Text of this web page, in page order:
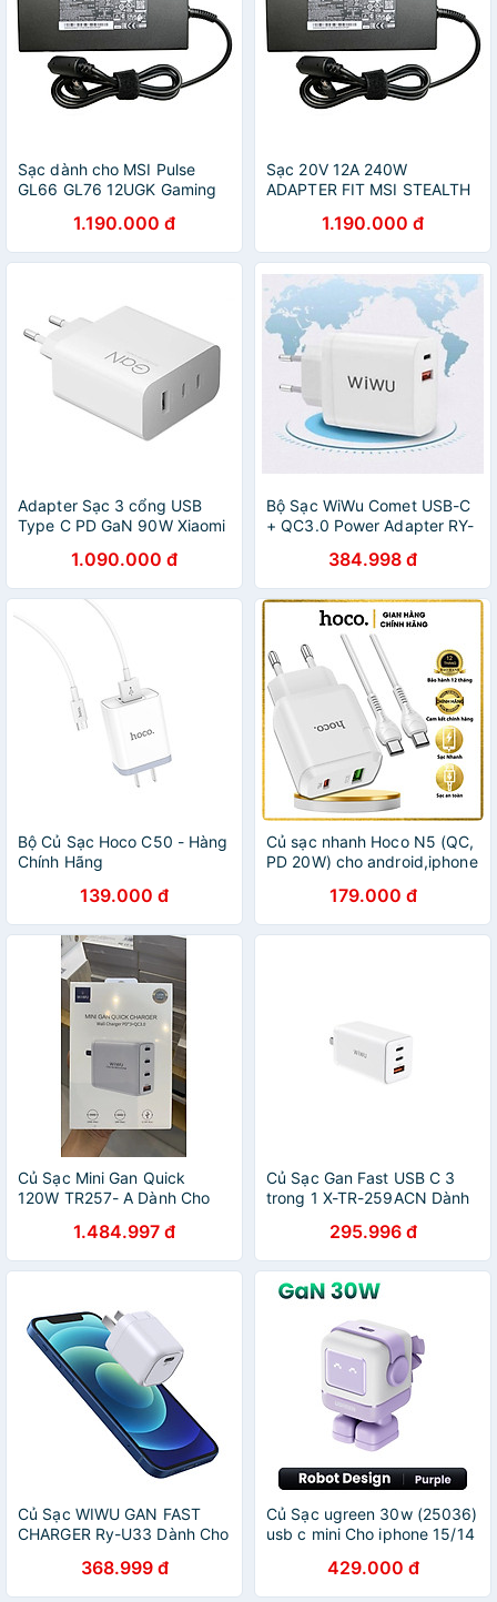
Sạc dành cho MSI Pulse
GL66 GL76 12UGK Gaming
4.5mm TIP hàng nhập khẩu
1.190.000 đ
Sạc 20V 12A 240W
ADAPTER FIT MSI STEALTH
TIP hàng nhập khẩu
1.190.000 đ
Adapter Sạc 3 cổng USB
Type C PD GaN 90W Xiaomi
GiaPhucStore | Hàng Chính
Hãng
1.090.000 đ
Bộ Sạc WiWu Comet USB-C
+ QC3.0 Power Adapter RY-
Hỗ Trợ Công Nghệ Sạc
Nhanh QC 3.0 - Hàng Chính
Hãng
384.998 đ
Bộ Củ Sạc Hoco C50 - Hàng
Chính Hãng
139.000 đ
Củ sạc nhanh Hoco N5 (QC,
PD 20W) cho android,iphone
Phích cắm EU ( chân tròn) -
Hàng chính hãng
179.000 đ
Củ Sạc Mini Gan Quick
120W TR257- A Dành Cho
Điện Thoại, Tai Nghe Tản
Nhiệt, Hỗ Trợ Sạc Nhanh -
Hàng Chính Hãng
1.484.997 đ
Củ Sạc Gan Fast USB C 3
trong 1 X-TR-259ACN Dành
Tay, Samsung Hỗ Trợ Sạc
Nhanh - Hàng Chính Hãng
295.996 đ
Củ Sạc WIWU GAN FAST
CHARGER Ry-U33 Dành Cho
C, Hỗ trợ sạc Nhanh 30W -
Hàng Chính Hãng
368.999 đ
Củ Sạc ugreen 30w (25036)
usb c mini Cho iphone 15/14
ipad pro / ipad mini 28th
hàng chính hãng
429.000 đ